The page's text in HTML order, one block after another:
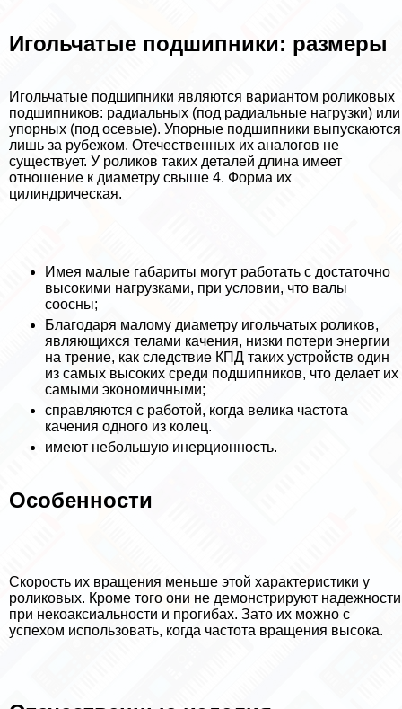
Игольчатые подшипники: размеры
Игольчатые подшипники являются вариантом роликовых
подшипников: радиальных (под радиальные нагрузки) или
упopных (под осевые). Упopные подшипники выпускаются
лишь за рубежом. Отечественных их аналогов не
существует. У роликов таких деталей длина имеет
отношение к диаметру свыше 4. Форма их
цилиндрическая.
Имея малые габариты могут работать с достаточно
высокими нагрузками, при условии, что валы
соосны;
Благодаря малому диаметру игольчатых роликов,
являющихся телами качения, низки потери энергии
на трение, как следствие КПД таких устройств один
из самых высоких среди подшипников, что делает их
самыми экономичными;
справляются с работой, когда велика частота
качения одного из колец.
имеют небольшую инерционность.
Особенности
Скорость их вращения меньше этой хаpaктеристики у
роликовых. Кроме того они не демонстрируют надежности
при некоаксиальности и прогибах. Зато их можно с
успехом использовать, когда частота вращения высока.